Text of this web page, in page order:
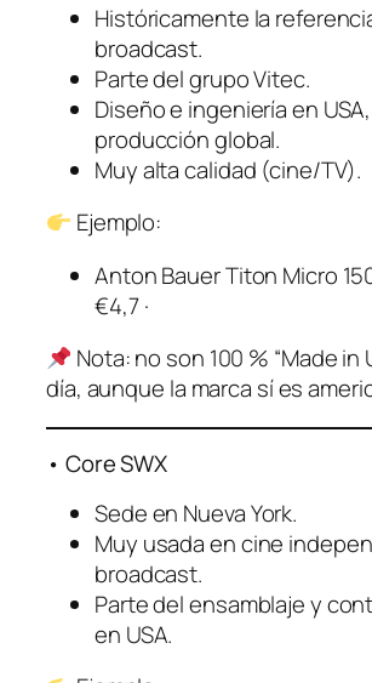
Históricamente la
broadcast.
Parte del grupo Vitec.
Diseño e ingeniería en
producción global.
Muy alta calidad (cine/TV).
Ejemplo:
Anton Bauer Titon Micro
€4,7 ·
Nota: no son 100 % “Made in
día, aunque la marca sí es
• Core SWX
Sede en Nueva York.
Muy usada en cine
broadcast.
Parte del ensamblaje y
en USA.